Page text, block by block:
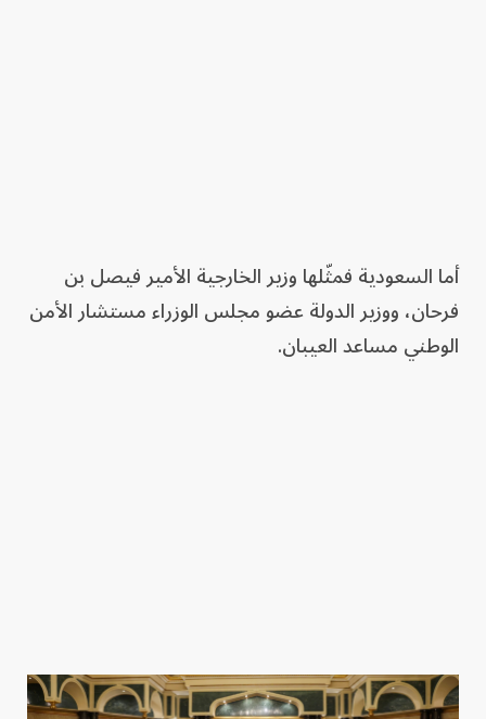
أما السعودية فمثّلها وزير الخارجية الأمير فيصل بن
فرحان، ووزير الدولة عضو مجلس الوزراء مستشار الأمن
الوطني مساعد العيبان.